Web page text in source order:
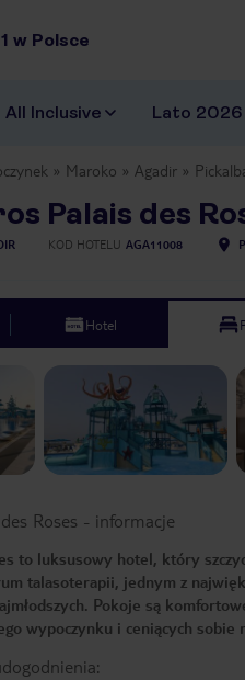
1 w Polsce
All Inclusive Lato 2026
Maroko Agadir
Palais des
KOD HOTELU AGA11008
Hotel
Roses - informacje
to luksusowy hotel, który
talasoterapii, jednym z
Pokoje są
wypoczynku i ceniących sobie